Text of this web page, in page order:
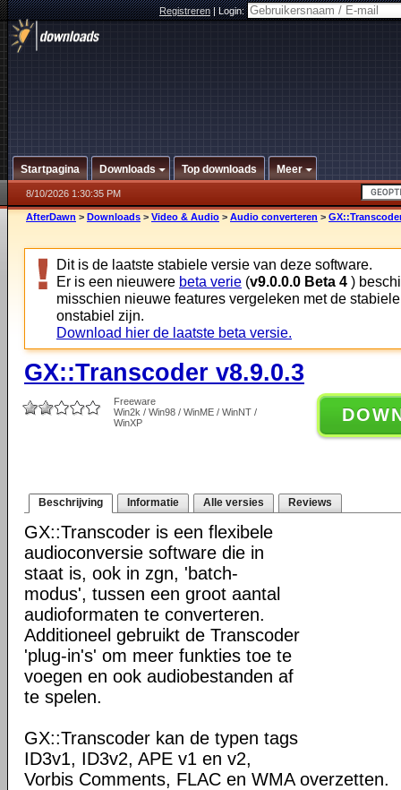
Registreren|Login:
Startpagina Downloads Top downloads Meer
8/10/2026 1:30:35 PM
AfterDawn > Downloads > Video & Audio > Audio converteren >
Dit is de laatste stabiele versie van deze software.
Er is een nieuwere beta verie (v9.0.0.0 Beta 4 )
misschien nieuwe features vergeleken met de
onstabiel zijn.
Download hier de laatste beta versie.
GX::Transcoder v8.9.0.3
Freeware
Win2k / Win98 / WinME / WinNT /
WinXP
Beschrijving Informatie Alle versies Reviews
GX::Transcoder is een flexibele
audioconversie software die in
staat is, ook in zgn, 'batch-
modus', tussen een groot aantal
audioformaten te converteren.
Additioneel gebruikt de Transcoder
'plug-in's' om meer funkties toe te
voegen en ook audiobestanden af
te spelen.
GX::Transcoder kan de typen tags
ID3v1, ID3v2, APE v1 en v2,
Vorbis Comments, FLAC en WMA overzetten.